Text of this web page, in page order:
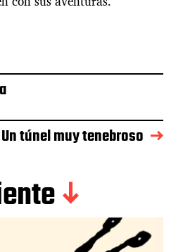
Un túnel muy tenebroso